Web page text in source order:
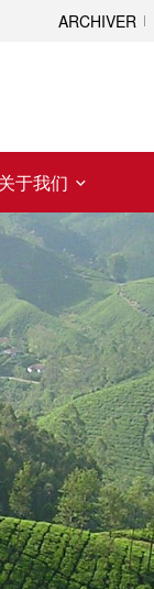
ARCHIVER
于我们